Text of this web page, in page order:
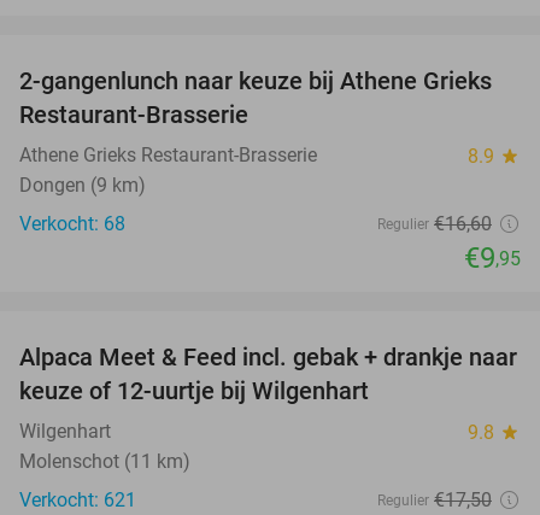
40%
2-gangenlunch naar keuze bij Athene Grieks
Restaurant-Brasserie
Athene Grieks Restaurant-Brasserie 8.9 star
Dongen (9 km)
Verkocht: 68
Regulier €16,60
€9,95
43%
Alpaca Meet & Feed incl. gebak + drankje naar
keuze of 12-uurtje bij Wilgenhart
Wilgenhart 9.8 star
Molenschot (11 km)
Verkocht: 621
Regulier €17,50